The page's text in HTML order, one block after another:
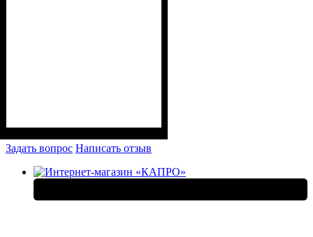
Задать вопрос Написать отзыв